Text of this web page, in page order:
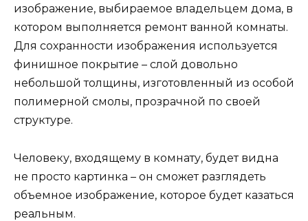
изображение, выбираемое владельцем дома, в
котором выполняется ремонт ванной комнаты.
Для сохранности изображения используется
финишное покрытие – слой довольно
небольшой толщины, изготовленный из особой
полимерной смолы, прозрачной по своей
структуре.
Человеку, входящему в комнату, будет видна
не просто картинка – он сможет разглядеть
объемное изображение, которое будет казаться
реальным.